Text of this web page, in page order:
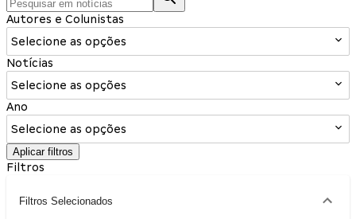
Autores e Colunistas
Selecione as opções
Notícias
Selecione as opções
Ano
Selecione as opções
Aplicar filtros
Filtros
Filtros Selecionados